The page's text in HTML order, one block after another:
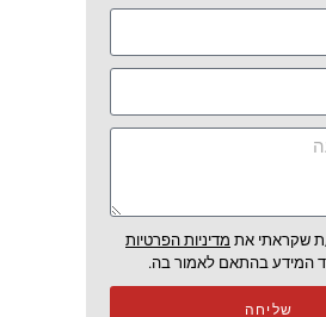
שקראתי את מדיניות הפרטיות
המידע בהתאם לאמור בה.
שליחה